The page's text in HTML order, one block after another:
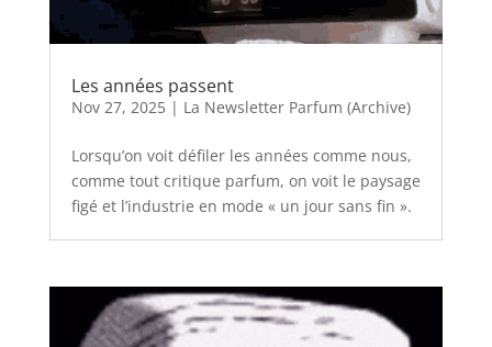
Les années passent
Nov 27, 2025| La Newsletter Parfum (Archive)
Lorsqu’on voit défiler les années comme nous,
comme tout critique parfum, on voit le paysage
figé et l’industrie en mode « un jour sans fin ».